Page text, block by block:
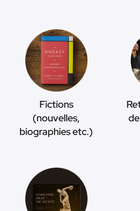
Fictions
(nouvelles,
biographies etc.)